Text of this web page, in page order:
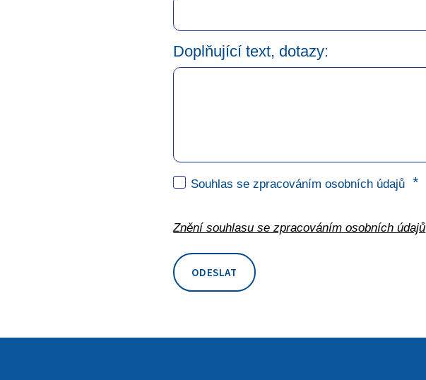
Doplňující text, dotazy:
Souhlas se zpracováním osobních údajů *
Znění souhlasu se zpracováním osobních údajů
ODESLAT